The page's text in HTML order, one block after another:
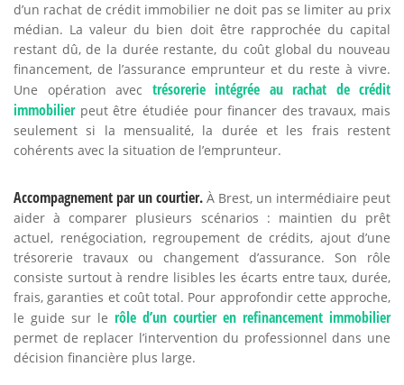
d’un rachat de crédit immobilier ne doit pas se limiter au prix
médian. La valeur du bien doit être rapprochée du capital
restant dû, de la durée restante, du coût global du nouveau
financement, de l’assurance emprunteur et du reste à vivre.
Une opération avec trésorerie intégrée au rachat de crédit
immobilierpeut être étudiée pour financer des travaux, mais
seulement si la mensualité, la durée et les frais restent
cohérents avec la situation de l’emprunteur.
Accompagnement par un courtier. À Brest, un intermédiaire peut
aider à comparer plusieurs scénarios : maintien du prêt
actuel, renégociation, regroupement de crédits, ajout d’une
trésorerie travaux ou changement d’assurance. Son rôle
consiste surtout à rendre lisibles les écarts entre taux, durée,
frais, garanties et coût total. Pour approfondir cette approche,
le guide sur le rôle d’un courtier en refinancement immobilier
permet de replacer l’intervention du professionnel dans une
décision financière plus large.